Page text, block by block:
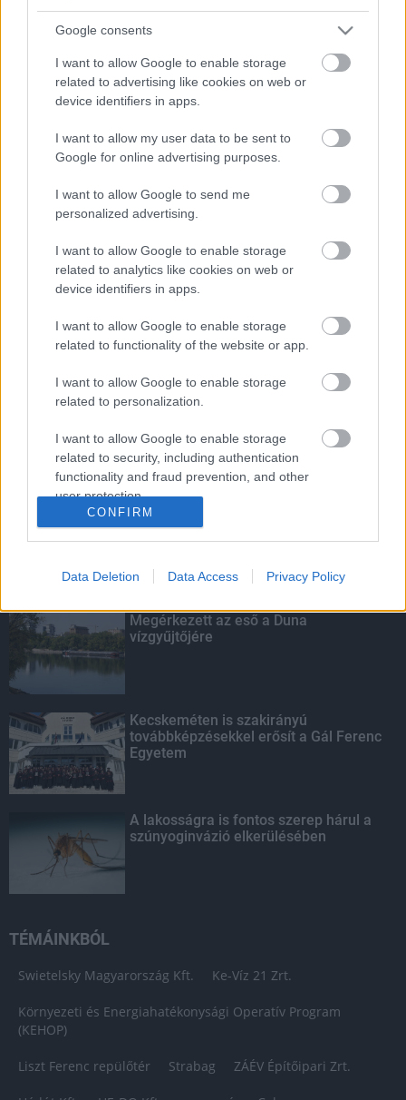
Google consents
I want to allow Google to enable storage
related to advertising like cookies on web or
device identifiers in apps.
I want to allow my user data to be sent to
Google for online advertising purposes.
I want to allow Google to send me
personalized advertising.
I want to allow Google to enable storage
related to analytics like cookies on web or
device identifiers in apps.
I want to allow Google to enable storage
related to functionality of the website or app.
I want to allow Google to enable storage
related to personalization.
I want to allow Google to enable storage
related to security, including authentication
functionality and fraud prevention, and other
user protection.
CONFIRM
Data Deletion Data Access Privacy Policy
HIRDETÉS
Felújított üzletet nyitott Szekszárdon az
Auchan
erősítő Pénz7 programsorozat
Amire többmillióan vártunk: szombattól
másodfokúra csökken a riasztás
KIEMELT
Megérkezett az eső a Duna
vízgyűjtőjére
Kecskeméten is szakirányú
továbbképzésekkel erősít a Gál Ferenc
Egyetem
A lakosságra is fontos szerep hárul a
szúnyoginvázió elkerülésében
TÉMÁINKBÓL
Swietelsky Magyarország Kft. Ke-Víz 21 Zrt.
Környezeti és Energiahatékonysági Operatív Program
(KEHOP)
Liszt Ferenc repülőtér Strabag ZÁÉV Építőipari Zrt.